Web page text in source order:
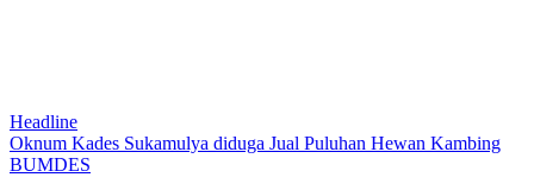
Headline
Oknum Kades Sukamulya diduga Jual Puluhan Hewan Kambing
BUMDES